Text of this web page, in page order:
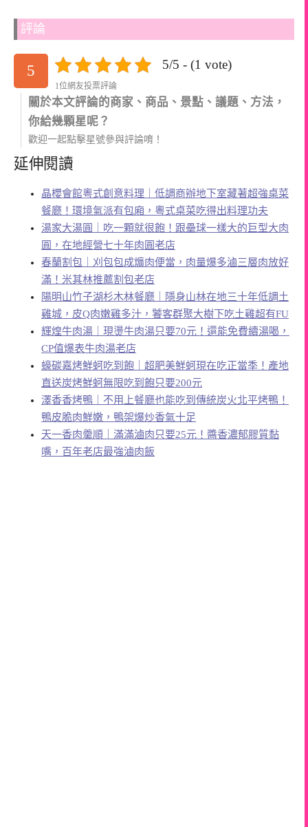
評論
5 5/5 - (1 vote)
1位網友投票評論
關於本文評論的商家、商品、景點、議題、方法，
你給幾顆星呢？
歡迎一起點擊星號參與評論唷！
延伸閱讀
晶櫻會館粵式創意料理｜低調商辦地下室藏著超強桌菜
餐廳！環境氣派有包廂，粵式桌菜吃得出料理功夫
湯家大湯圓｜吃一顆就很飽！跟壘球一樣大的巨型大肉
圓，在地經營七十年肉圓老店
春蘭割包｜刈包包成爌肉便當，肉量爆多滷三層肉放好
滿！米其林推薦割包老店
陽明山竹子湖杉木林餐廳｜隱身山林在地三十年低調土
雞城，皮Q肉嫩雞多汁，饕客群聚大樹下吃土雞超有FU
輝煌牛肉湯｜現燙牛肉湯只要70元！還能免費續湯喝，
CP值爆表牛肉湯老店
蠔碳嘉烤鮮蚵吃到飽｜超肥美鮮蚵現在吃正當季！產地
直送炭烤鮮蚵無限吃到飽只要200元
澤香香烤鴨｜不用上餐廳也能吃到傳統炭火北平烤鴨！
鴨皮脆肉鮮嫩，鴨架爆炒香氣十足
天一香肉羹順｜滿滿滷肉只要25元！醬香濃郁膠質黏
嘴，百年老店最強滷肉飯